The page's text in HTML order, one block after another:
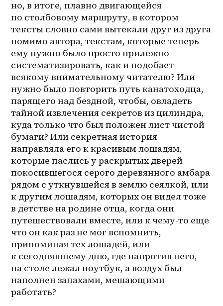
но, в итоге, плавно двигающейся
по столбовому маршруту, в котором
тексты словно сами вытекали друг из друга
помимо автора, текстам, которые теперь
ему нужно было просто прилежно
систематизировать, как и подобает
всякому внимательному читателю? Или
нужно было повторить путь канатоходца,
парящего над бездной, чтобы, овладеть
тайной извлечения секретов из цилиндра,
куда только что был положен лист чистой
бумаги? Или секретная история
направляла его к красивым лошадям,
которые паслись у раскрытых дверей
покосившегося серого деревянного амбара
рядом с уткнувшейся в землю сеялкой, или
к другим лошадям, которых он видел тоже
в детстве на родине отца, когда они
путешествовали вместе, или к чему-то еще
что он как раз не мог вспомнить,
припоминая тех лошадей, или
к сегодняшнему дню, где напротив него,
на столе лежал ноутбук, а воздух был
наполнен запахами, мешающими
работать?